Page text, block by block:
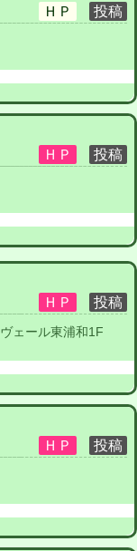
ェール東浦和1F